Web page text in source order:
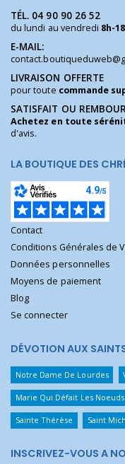
TÉL. 04 90 90 26 52
du lundi au vendredi 8h-
E-MAIL:
LIVRAISON OFFERTE
pour toute commande
SATISFAIT OU
Achetez en toute
d'avis.
LA BOUTIQUE DES
Contact
Conditions Générales de
Données personnelles
Moyens de paiement
Blog
Se connecter
DÉVOTION AUX
Notre Dame De Lourdes
Marie Qui Défait Les Noeuds
Sainte Thérèse Saint
INSCRIVEZ-VOUS A